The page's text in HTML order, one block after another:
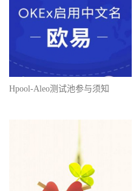
Hpool-Aleo测试池参与须知